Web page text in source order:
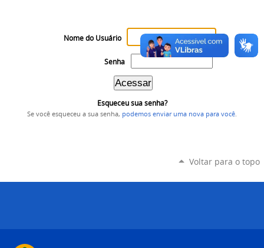
Nome do Usuário
Senha
Esqueceu sua senha?
Se você esqueceu a sua senha, podemos enviar uma nova para você
Voltar para o topo